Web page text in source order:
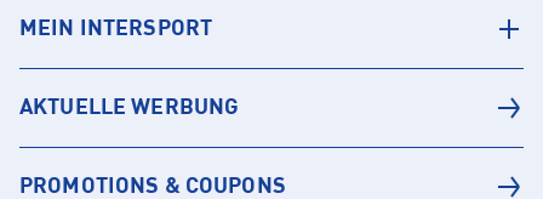
MEIN INTERSPORT
AKTUELLE WERBUNG
PROMOTIONS & COUPONS